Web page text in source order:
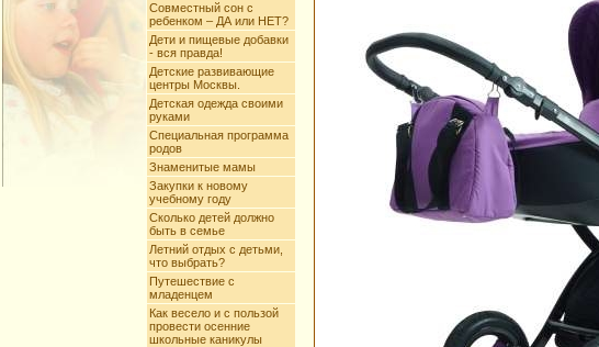
Совместный сон с
ребенком – ДА или НЕТ?
Дети и пищевые добавки
- вся правда!
Детские развивающие
центры Москвы.
Детская одежда своими
руками
Специальная программа
родов
Знаменитые мамы
Закупки к новому
учебному году
Сколько детей должно
быть в семье
Летний отдых с детьми,
что выбрать?
Путешествие с
младенцем
Как весело и с пользой
провести осенние
школьные каникулы